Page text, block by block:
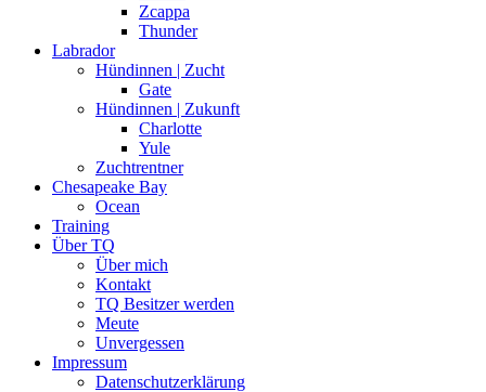
Zcappa
Thunder
Labrador
Hündinnen | Zucht
Gate
Hündinnen | Zukunft
Charlotte
Yule
Zuchtrentner
Chesapeake Bay
Ocean
Training
Über TQ
Über mich
Kontakt
TQ Besitzer werden
Meute
Unvergessen
Impressum
Datenschutzerklärung